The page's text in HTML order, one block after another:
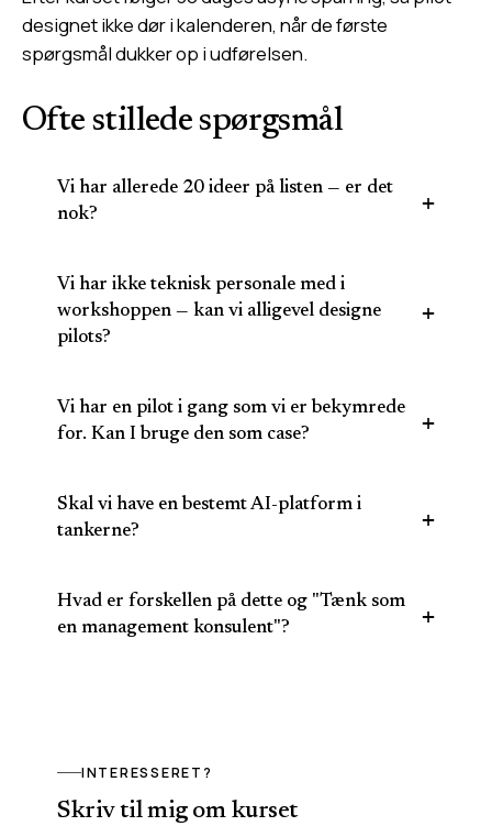
designet ikke dør i kalenderen, når de første
spørgsmål dukker op i udførelsen.
Ofte stillede spørgsmål
Vi har allerede 20 ideer på listen — er det
nok?
Vi har ikke teknisk personale med i
workshoppen — kan vi alligevel designe
pilots?
Vi har en pilot i gang som vi er bekymrede
for. Kan I bruge den som case?
Skal vi have en bestemt AI-platform i
tankerne?
Hvad er forskellen på dette og "Tænk som
en management konsulent"?
INTERESSERET?
Skriv til mig om kurset